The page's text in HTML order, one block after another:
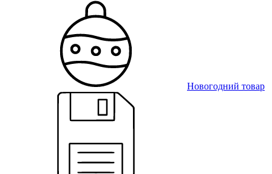
Новогодний товар